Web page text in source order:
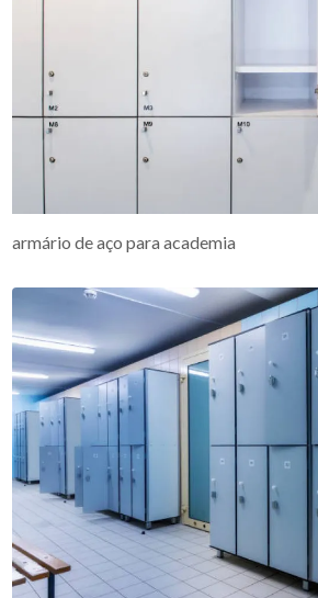
armário de aço para academia